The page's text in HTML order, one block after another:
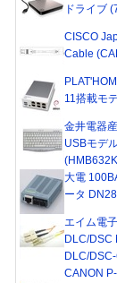
ドライブ
CISCO
Cable
11搭載モ
金井電器
USBモデ
大電
ータ
エイム電
DLC/DSC
DLC/
CANON